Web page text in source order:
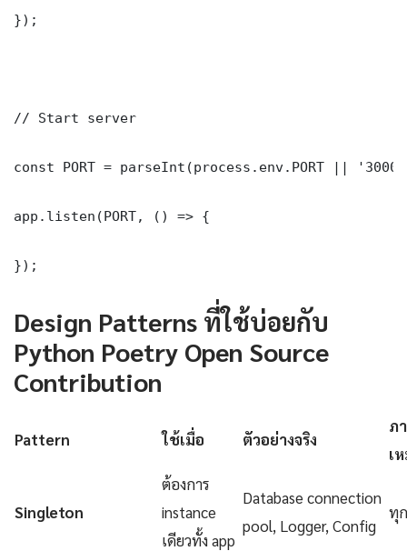
});
// Start server
const PORT = parseInt(process.env.PORT ||
app.listen(PORT, () => {
});
Design Patterns ที่ใช้บ่อยกับ
Python Poetry Open Source
Contribution
Pattern ใช้เมื่อ ตัวอย่างจริง
ภ
เ
Singleton
ต้องการ
instance
เดียวทั้ง app
Database connection
pool, Logger, Config
ทุ